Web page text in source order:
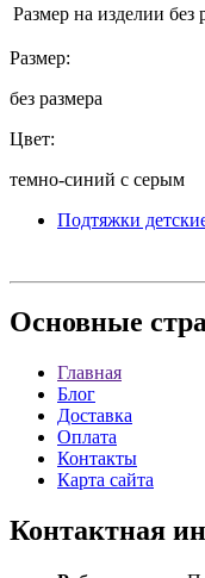
Размер на изделии без
Размер:
без размера
Цвет:
темно-синий с серым
Подтяжки
Основные
Главная
Блог
Доставка
Оплата
Контакты
Карта сайта
Контактная